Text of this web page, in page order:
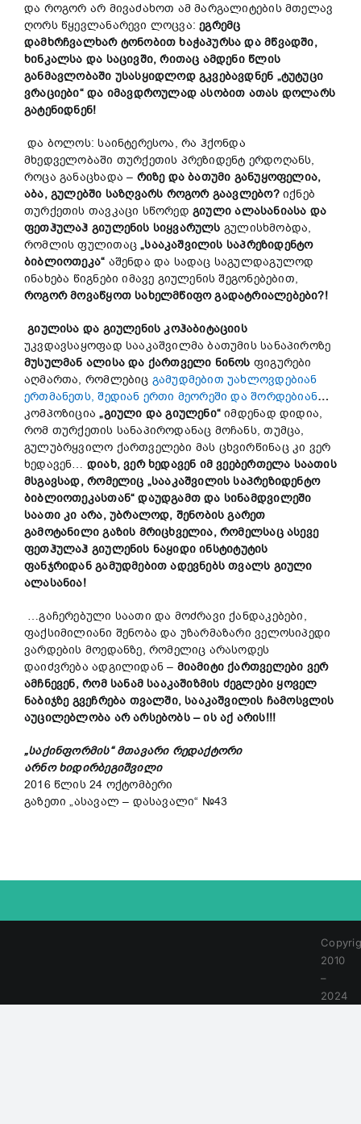
და როგორ არ მივაძახოთ ამ მარგალიტების მთელავ
ღორს წყევლანარევი ლოცვა:ეგრემც
დამხრჩვალხარ ტონობით ხაჭაპურსა და მწვადში,
ხინკალსა და საცივში, რითაც ამდენი წლის
განმავლობაში უსასყიდლოდ გკვებავდნენ „ტუტუცი
ვრაციები“ და იმავდროულად ასობით ათას დოლარს
გატენიდნენ!
და ბოლოს: საინტერესოა, რა ჰქონდა
მხედველობაში თურქეთის პრეზიდენტ ერდოღანს,
როცა განაცხადა – რიზე და ბათუმი განუყოფელია,
აბა, გულებში საზღვარს როგორ გაავლებო? იქნებ
თურქეთის თავკაცი სწორედგიული ალასანიასა და
ფეთჰულაჰ გიულენის სიყვარულს გულისხმობდა,
რომლის ფულითაც„სააკაშვილის საპრეზიდენტო
ბიბლიოთეკა“ აშენდა და სადაც საგულდაგულოდ
ინახება წიგნები იმავე გიულენის შეგონებებით,
როგორ მოვაწყოთ სახელმწიფო გადატრიალებები?!
გიულისა და გიულენის კოჰაბიტაციის
უკვდავსაყოფად სააკაშვილმა ბათუმის სანაპიროზე
მუსულმან ალისა და ქართველი ნინოს ფიგურები
აღმართა, რომლებიც გამუდმებით უახლოვდებიან
ერთმანეთს, შედიან ერთი მეორეში და შორდებიან…
კომპოზიცია„გიული და გიულენი“ იმდენად დიდია,
რომ თურქეთის სანაპიროდანაც მოჩანს, თუმცა,
გულუბრყვილო ქართველები მას ცხვირწინაც კი ვერ
ხედავენ… დიახ, ვერ ხედავენ იმ ვეებერთელა საათის
მსგავსად, რომელიც „სააკაშვილის საპრეზიდენტო
ბიბლიოთეკასთან“ დაუდგამთ და სინამდვილეში
საათი კი არა, უბრალოდ, შენობის გარეთ
გამოტანილი გაზის მრიცხველია, რომელსაც ასევე
ფეთჰულაჰ გიულენის ნაყიდი ინსტიტუტის
ფანჯრიდან გამუდმებით ადევნებს თვალს გიული
ალასანია!
…გაჩერებული საათი და მოძრავი ქანდაკებები,
ფაქსიმილიანი შენობა და უზარმაზარი ველოსიპედი
ვარდების მოედანზე, რომელიც არასოდეს
დაიძვრება ადგილიდან – მიამიტი ქართველები ვერ
ამჩნევენ, რომ სანამ სააკაშიზმის ძეგლები ყოველ
ნაბიჯზე გვეჩრება თვალში, სააკაშვილის ჩამოსვლის
აუცილებლობა არ არსებობს – ის აქ არის!!!
„საქინფორმის“ მთავარი რედაქტორი
არნო ხიდირბეგიშვილი
2016 წლის 24 ოქტომბერი
გაზეთი „ასავალ – დასავალი“ №43
2010
–
2024